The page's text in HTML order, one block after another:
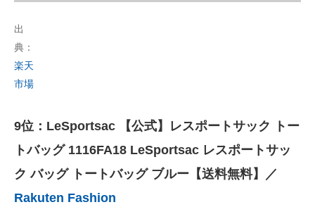
出
典：
楽天
市場
9位：LeSportsac 【公式】レスポートサック トー
トバッグ 1116FA18 LeSportsac レスポートサッ
ク バッグ トートバッグ ブルー【送料無料】／
Rakuten Fashion